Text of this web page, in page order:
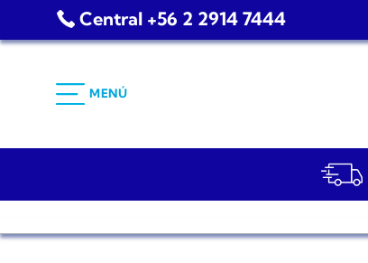
Central +56 2 2914 7444
MENÚ